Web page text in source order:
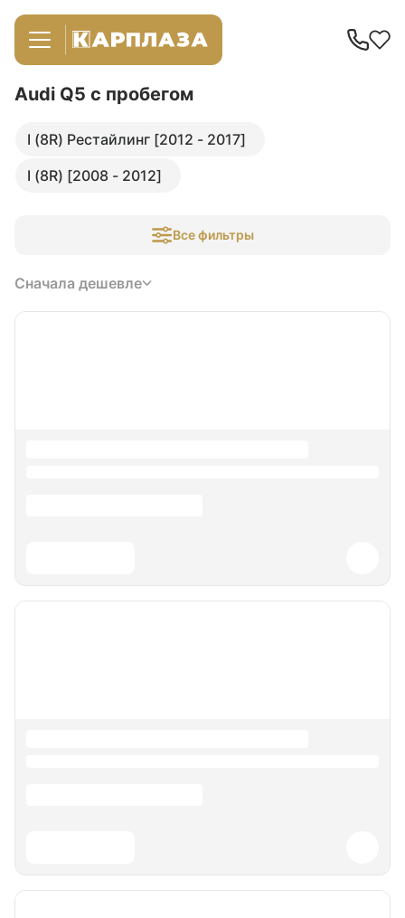
Audi Q5 с пробегом
I (8R) Рестайлинг [2012 - 2017]
I (8R) [2008 - 2012]
Все фильтры
Сначала дешевле